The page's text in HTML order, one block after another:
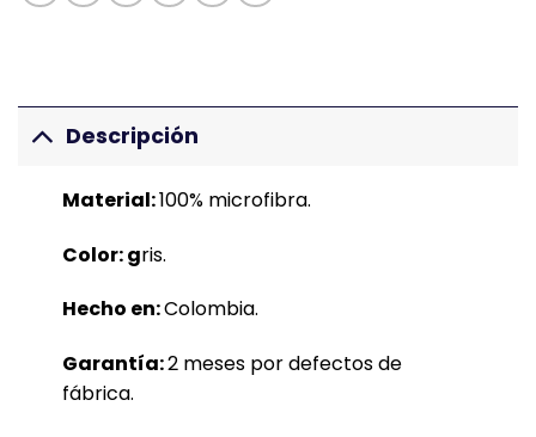
Descripción
Material:100% microfibra.
Color: gris.
Hecho en:Colombia.
Garantía:2 meses por defectos de
fábrica.